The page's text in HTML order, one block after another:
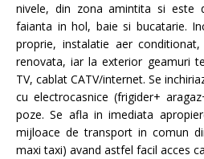
nivele, din zona amintita si este
faianta in hol, baie si bucatarie.
proprie, instalatie aer
renovata, iar la exterior geamuri
TV, cablat CATV/internet. Se
cu electrocasnice (frigider+
poze. Se afla in imediata
mijloace de transport in comun
maxi taxi) avand astfel facil acces